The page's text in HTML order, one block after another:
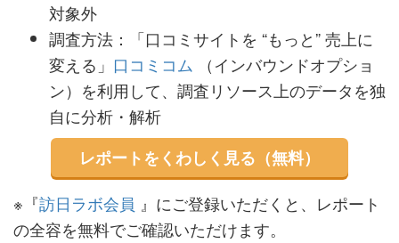
対象外
調査方法：「口コミサイトを “もっと” 売上に
変える」 口コミコム （インバウンドオプショ
ン）を利用して、調査リソース上のデータを独
自に分析・解析
レポートをくわしく見る（無料）
※『訪日ラボ会員 』にご登録いただくと、レポート
の全容を無料でご確認いただけます。